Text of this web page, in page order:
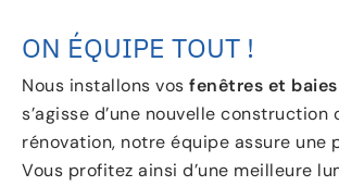
ON ÉQUIPE TOUT !
Nous installons vos fenêtres et
s’agisse d’une nouvelle construction
rénovation, notre équipe assure une
Vous profitez ainsi d’une meilleure